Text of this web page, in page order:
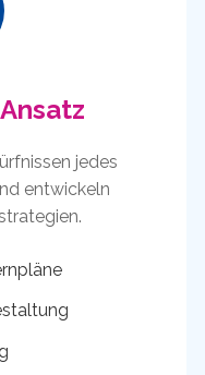
jedes
entwickeln